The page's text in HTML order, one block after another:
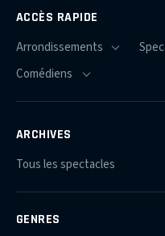
ACCÈS RAPIDE
ARCHIVES
Tous les spectacles
GENRES